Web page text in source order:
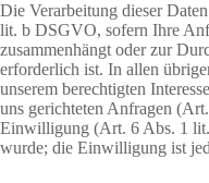
Die Verarbeitung dieser
lit. b DSGVO, sofern Ihre
zusammenhängt oder zur
erforderlich ist. In allen
unserem berechtigten
uns gerichteten Anfragen
Einwilligung (Art. 6 Abs. 1
wurde; die Einwilligung ist